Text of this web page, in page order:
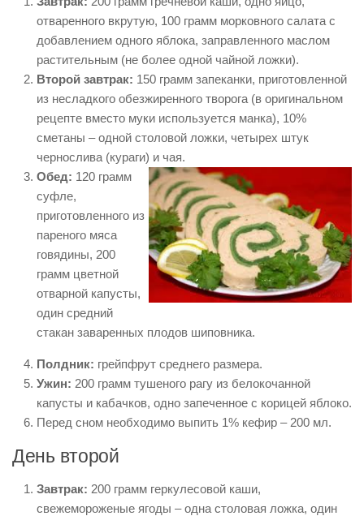
отваренного вкрутую, 100 грамм морковного салата с
добавлением одного яблока, заправленного маслом
растительным (не более одной чайной ложки).
Второй завтрак: 150 грамм запеканки, приготовленной
из несладкого обезжиренного творога (в оригинальном
рецепте вместо муки используется манка), 10%
сметаны – одной столовой ложки, четырех штук
чернослива (кураги) и чая.
Обед: 120 грамм
суфле,
приготовленного из
пареного мяса
говядины, 200
грамм цветной
отварной капусты,
один средний
стакан заваренных плодов шиповника.
Полдник: грейпфрут среднего размера.
Ужин: 200 грамм тушеного рагу из белокочанной
капусты и кабачков, одно запеченное с корицей яблоко.
Перед сном необходимо выпить 1% кефир – 200 мл.
День второй
Завтрак: 200 грамм геркулесовой каши,
свежемороженые ягоды – одна столовая ложка, один